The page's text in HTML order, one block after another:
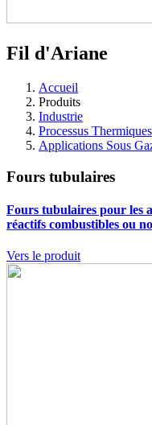
Fil d'Ariane
Accueil
Produits
Industrie
Processus Thermiques
Applications Sous
Fours tubulaires
Fours tubulaires pour les
réactifs combustibles ou
Vers le produit